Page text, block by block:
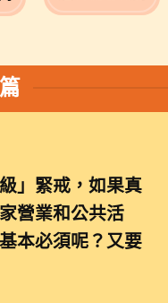
」緊戒，如果真
營業和公共活
本必須呢？又要